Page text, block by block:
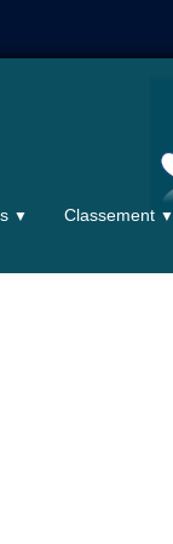
▼ Classement ▼